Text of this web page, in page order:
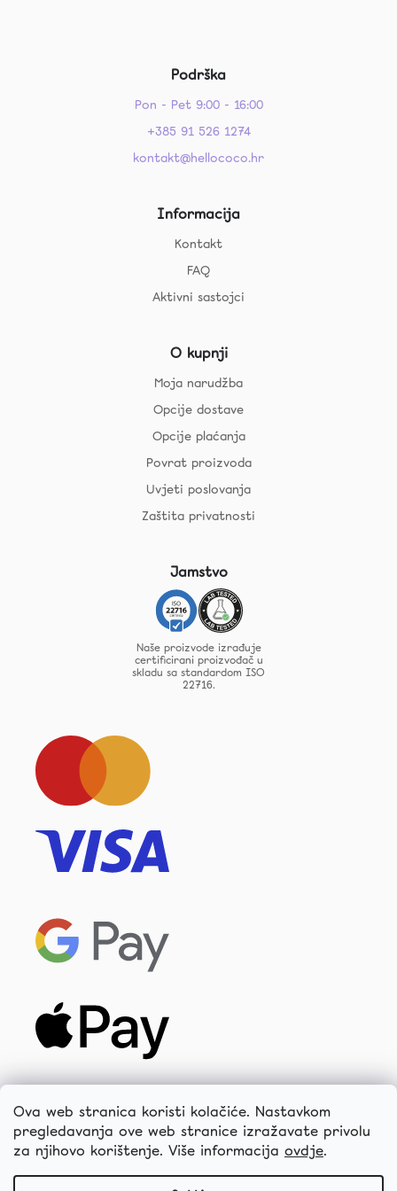
Ova web stranica koristi kolačiće. Nastavkom
pregledavanja ove web stranice izražavate privolu
za njihovo korištenje. Više informacija ovdje.
Podrška
Pon - Pet 9:00 - 16:00
+385 91 526 1274
kontakt@hellococo.hr
Informacija
Kontakt
FAQ
Aktivni sastojci
O kupnji
Moja narudžba
Opcije dostave
Opcije plaćanja
Povrat proizvoda
Uvjeti poslovanja
Zaštita privatnosti
Jamstvo
Naše proizvode izrađuje
certificirani proizvođač u
skladu sa standardom ISO
22716.